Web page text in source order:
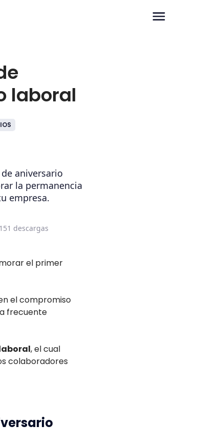
laboral
aniversario
la permanencia
empresa.
151 descargas
el primer
el compromiso
frecuente
, el cual
colaboradores